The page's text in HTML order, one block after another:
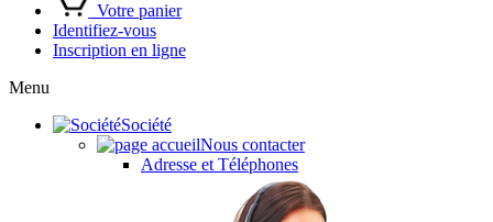
Votre panier
Identifiez-vous
Inscription en ligne
Menu
Société
Nous contacter
Adresse et Téléphones